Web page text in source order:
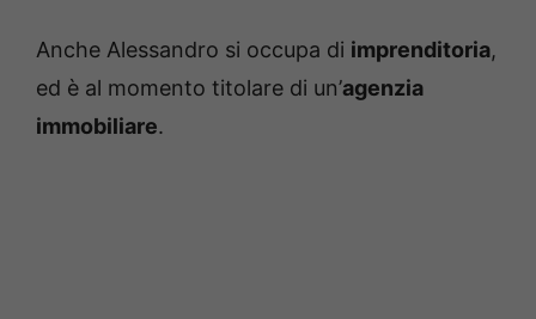
Anche Alessandro si occupa di imprenditoria,
ed è al momento titolare di un’agenzia
immobiliare.